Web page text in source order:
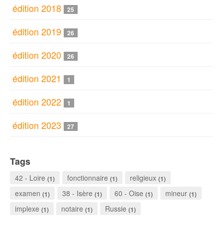
édition 2018 25
édition 2019 26
édition 2020 26
édition 2021 1
édition 2022 1
édition 2023 27
Tags
42 - Loire (1) fonctionnaire (1) religieux (1)
examen (1) 38 - Isère (1) 60 - Oise (1) mineur (1)
implexe (1) notaire (1) Russie (1)